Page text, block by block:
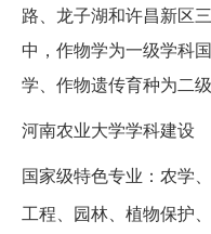
路、龙子湖和许昌新区
中，作物学为一级学科
学、作物遗传育种为二
河南农业大学学科建设
国家级特色专业：农学
工程、园林、植物保护、